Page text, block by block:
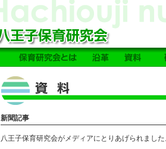
新聞記事
八王子保育研究会がメディアにとりあげられまし